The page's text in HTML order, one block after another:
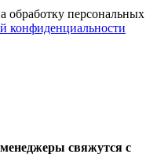
обработку персональных
конфиденциальности
свяжутся с